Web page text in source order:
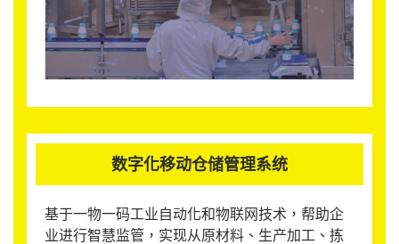
数字化移动仓储管理系统
基于一物一码工业自动化和物联网技术，帮助企
业进行智慧监管，实现从原材料、生产加工、拣